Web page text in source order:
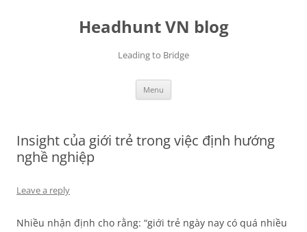
Headhunt VN blog
Leading to Bridge
Menu
Insight của giới trẻ trong việc định hướng
nghề nghiệp
Leave a reply
Nhiều nhận định cho rằng: “giới trẻ ngày nay có quá nhiều